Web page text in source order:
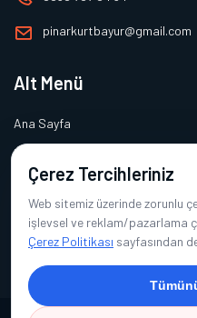
pinarkurtbayur@gmail.com
Alt Menü
Ana Sayfa
Hakkımızda
Ürünlerimiz
Referanslarımız
İletişim
Çerez Tercihleriniz
Web sitemiz üzerinde zorunlu
işlevsel ve reklam/pazarlama
Çerez Politikası sayfasından